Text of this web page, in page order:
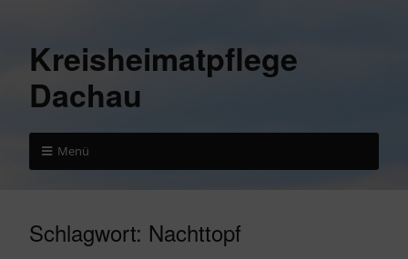
Kreisheimatpflege
Dachau
Menü
Schlagwort: Nachttopf